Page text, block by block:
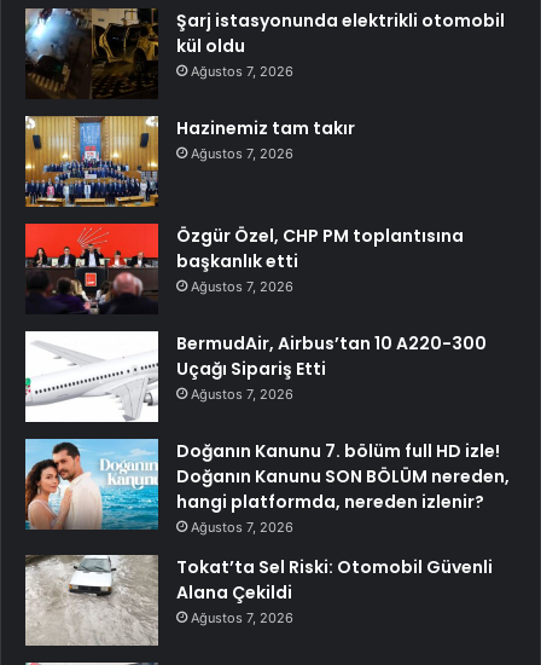
Şarj istasyonunda elektrikli otomobil
kül oldu
Ağustos 7, 2026
Hazinemiz tam takır
Ağustos 7, 2026
Özgür Özel, CHP PM toplantısına
başkanlık etti
Ağustos 7, 2026
BermudAir, Airbus’tan 10 A220-300
Uçağı Sipariş Etti
Ağustos 7, 2026
Doğanın Kanunu 7. bölüm full HD izle!
Doğanın Kanunu SON BÖLÜM nereden,
hangi platformda, nereden izlenir?
Ağustos 7, 2026
Tokat’ta Sel Riski: Otomobil Güvenli
Alana Çekildi
Ağustos 7, 2026